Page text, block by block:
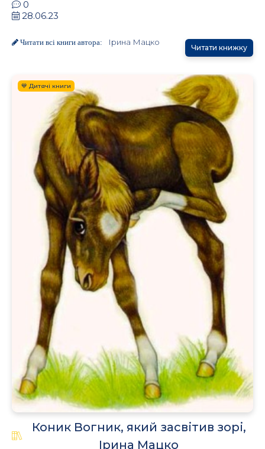
0
28.06.23
Читати всі книги автора: Ірина Мацко
Читати книжку
💙 Дитячі книги
Коник Вогник, який засвітив зорі,
Ірина Мацко